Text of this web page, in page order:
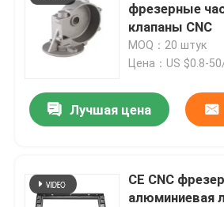
О Компании
контроль качества
контактные данные
фрезерные
клапаны CNC
MOQ：20 штук
Цена：US $0.8-
Лучшая цена
CE CNC
алюминиевая